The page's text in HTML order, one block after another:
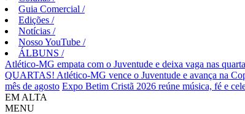
Guia Comercial /
Edições /
Notícias /
Nosso YouTube /
ÁLBUNS /
Atlético-MG empata com o Juventude e deixa vaga nas
QUARTAS! Atlético-MG vence o Juventude e avança na
mês de agosto Expo Betim Cristã 2026 reúne música, fé e
EM ALTA
MENU